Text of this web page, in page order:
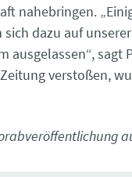
nahebringen.
dazu auf
ausgelassen“,
verstoßen,